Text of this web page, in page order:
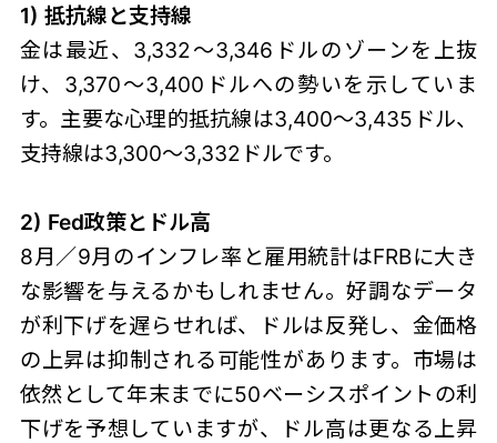
1) 抵抗線と支持線
金は最近、3,332～3,346ドルのゾーンを上抜
け、3,370～3,400ドルへの勢いを示していま
す。主要な心理的抵抗線は3,400～3,435ドル、
支持線は3,300～3,332ドルです。
2) Fed政策とドル高
8月／9月のインフレ率と雇用統計はFRBに大き
な影響を与えるかもしれません。好調なデータ
が利下げを遅らせれば、ドルは反発し、金価格
の上昇は抑制される可能性があります。市場は
依然として年末までに50ベーシスポイントの利
下げを予想していますが、ドル高は更なる上昇